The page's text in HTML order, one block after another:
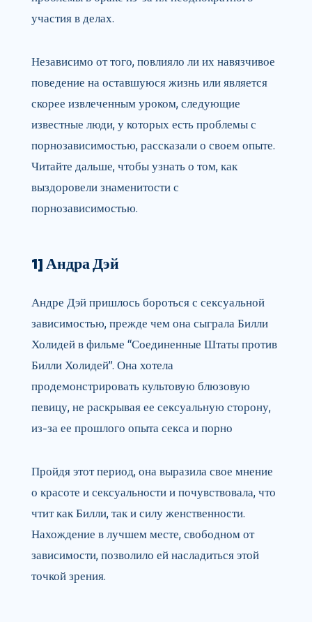
участия в делах.
Независимо от того, повлияло ли их навязчивое
поведение на оставшуюся жизнь или является
скорее извлеченным уроком, следующие
известные люди, у которых есть проблемы с
порнозависимостью, рассказали о своем опыте.
Читайте дальше, чтобы узнать о том, как
выздоровели знаменитости с
порнозависимостью.
1] Андра Дэй
Андре Дэй пришлось бороться с сексуальной
зависимостью, прежде чем она сыграла Билли
Холидей в фильме “Соединенные Штаты против
Билли Холидей”. Она хотела
продемонстрировать культовую блюзовую
певицу, не раскрывая ее сексуальную сторону,
из-за ее прошлого опыта секса и порно
Пройдя этот период, она выразила свое мнение
о красоте и сексуальности и почувствовала, что
чтит как Билли, так и силу женственности.
Нахождение в лучшем месте, свободном от
зависимости, позволило ей насладиться этой
точкой зрения.